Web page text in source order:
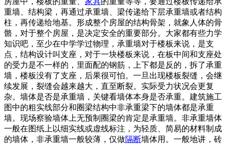
重墙、结构梁，再通过承重墙、梁传递给下层承重墙或者结构
柱，再传递给地基。形成整个房屋的结构骨架，就象人体的骨
骼，对于整个房屋，是决定安全的重要部分。大家都有些力学
知识吧，至少在中学学过物理，承重墙对于楼板来说，是支
点，结构设计叫支座，对于一块楼板来说，在板中间和支座处
的受力是不一样的，里面配的钢筋，上下都是反的，拆了承重
墙，楼板没有了支座，后果很可怕。一旦出现楼板裂缝，会继
续发展，裂缝会越来越大，直至断裂。实际受力状况会更复
杂。墙体是否是承重墙，关键看墙体本身是否承重。建筑施工
图中的粗实线部分和圈梁结构中非承重梁下的墙体都是承重
墙。现场察验墙体上无预制圈梁的肯定是承重墙。非承重墙体
一般在图纸上以细实线或虚线标注，为轻质、简易的材料制成
的墙体，非承重墙一般较薄，仅做隔断墙体用。一般地讲，砖